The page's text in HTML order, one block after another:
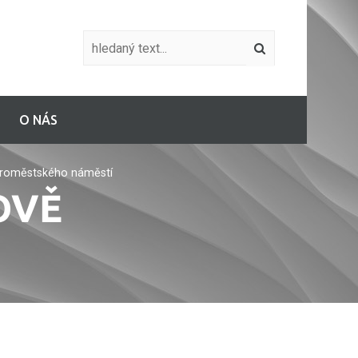
O NÁS
náměstí